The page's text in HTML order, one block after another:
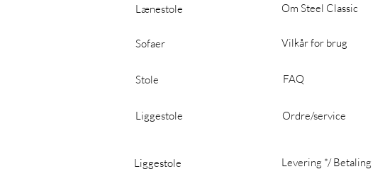
Lænestole
Sofaer
Stole
Liggestole
Om Steel Classic
Vilkår for brug
FAQ
Ordre/service
Liggestole Levering */ Betaling